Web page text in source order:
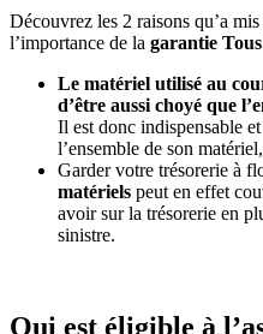
Découvrez les 2 raisons qu’a
l’importance de la garantie
Le matériel utilisé au
d’être aussi choyé que
Il est donc indispensable
l’ensemble de son
Garder votre trésorerie à
matériels peut en effet
avoir sur la trésorerie en
sinistre.
Qui est éligible à